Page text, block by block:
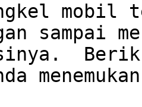
mobil
sampai